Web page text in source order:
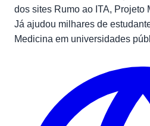
dos sites Rumo ao ITA, Projeto
Já ajudou milhares de
Medicina em universidades